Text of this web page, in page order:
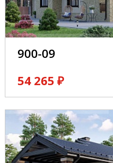
900-09
54 265 ₽